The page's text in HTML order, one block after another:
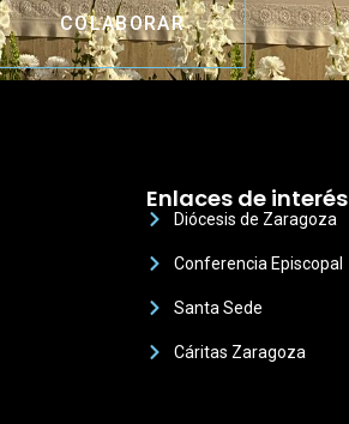
COLABORAR
Enlaces de interés
Diócesis de Zaragoza
Conferencia Episcopal
Santa Sede
Cáritas Zaragoza